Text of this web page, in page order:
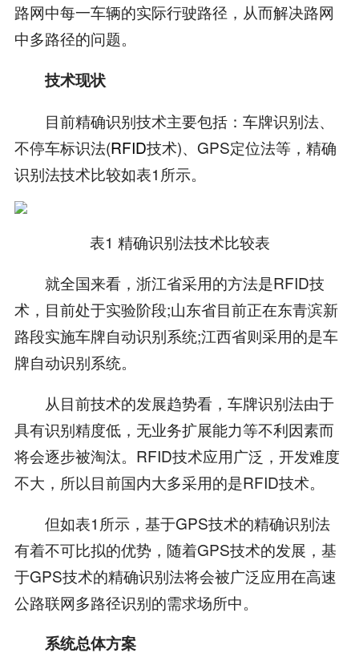
路网中每一车辆的实际行驶路径，从而解决路网
中多路径的问题。
技术现状
目前精确识别技术主要包括：车牌识别法、
不停车标识法(RFID技术)、GPS定位法等，精确
识别法技术比较如表1所示。
表1 精确识别法技术比较表
就全国来看，浙江省采用的方法是RFID技
术，目前处于实验阶段;山东省目前正在东青滨新
路段实施车牌自动识别系统;江西省则采用的是车
牌自动识别系统。
从目前技术的发展趋势看，车牌识别法由于
具有识别精度低，无业务扩展能力等不利因素而
将会逐步被淘汰。RFID技术应用广泛，开发难度
不大，所以目前国内大多采用的是RFID技术。
但如表1所示，基于GPS技术的精确识别法
有着不可比拟的优势，随着GPS技术的发展，基
于GPS技术的精确识别法将会被广泛应用在高速
公路联网多路径识别的需求场所中。
系统总体方案